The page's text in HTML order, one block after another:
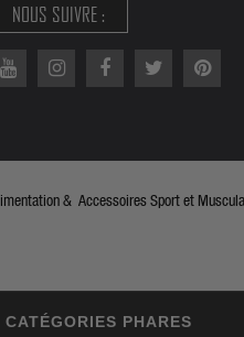
NOUS SUIVRE :
& Accessoires Sport et
CATÉGORIES PHARES